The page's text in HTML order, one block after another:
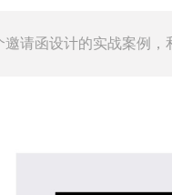
邀请函设计的实战案例